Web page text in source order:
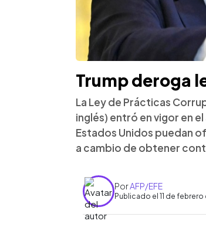
Trump deroga
La Ley de Prácticas
inglés) entró en vigor en
Estados Unidos puedan
a cambio de obtener
PorAFP/EFE
Publicado el 11 de febrero